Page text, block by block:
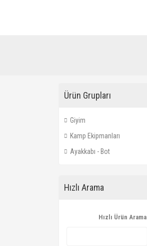
Ürün Grupları
Giyim
Kamp Ekipmanları
Ayakkabı - Bot
Hızlı Arama
Hızlı Ürün Arama